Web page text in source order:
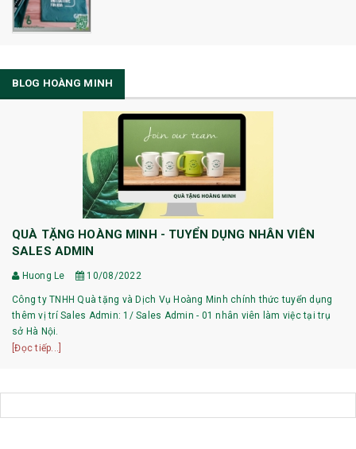
BLOG HOÀNG MINH
QUÀ TẶNG HOÀNG MINH - TUYỂN DỤNG NHÂN VIÊN
SALES ADMIN
Huong Le 10/08/2022
Công ty TNHH Quà tặng và Dịch Vụ Hoàng Minh chính thức tuyển dụng
thêm vị trí Sales Admin: 1/ Sales Admin - 01 nhân viên làm việc tại trụ
sở Hà Nội.
[Đọc tiếp...]